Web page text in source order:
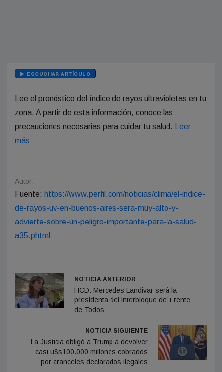
ESCUCHAR ARTÍCULO
Lee el pronóstico del índice de rayos ultravioletas en tu
zona. A partir de esta información, conoce las
precauciones necesarias para cuidar tu salud.
Leer
más
Autor:
Fuente: https://www.perfil.com/noticias/clima/el-indice-
de-rayos-uv-en-buenos-aires-sera-muy-alto-y-
advierte-sobre-un-peligro-importante-para-la-salud-
a35.phtml
NOTICIA ANTERIOR
HCD: Mercedes Landivar será la
presidenta del interbloque del Frente
de Todos
NOTICIA SIGUIENTE
La Justicia obligó a Trump a devolver
casi u$s100.000 millones cobrados
por aranceles declarados ilegales